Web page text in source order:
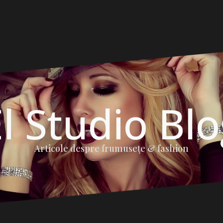
Studio
Articole despre frumuseţe & fashion